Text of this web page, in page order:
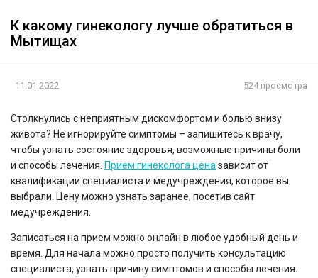
К какому гинекологу лучше обратиться в
Мытищах
524 просмотра
11.01.2022
Столкнулись с неприятным дискомфортом и болью внизу
живота? Не игнорируйте симптомы – запишитесь к врачу,
чтобы узнать состояние здоровья, возможные причины боли
и способы лечения. Прием гинеколога цена зависит от
квалификации специалиста и медучреждения, которое вы
выбрали. Цену можно узнать заранее, посетив сайт
медучреждения.
Записаться на прием можно онлайн в любое удобный день и
время. Для начала можно просто получить консультацию
специалиста, узнать причину симптомов и способы лечения.